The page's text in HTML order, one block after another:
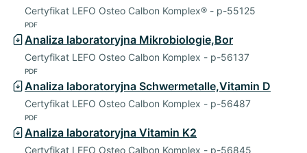
Certyfikat LEFO Osteo Calbon Komplex® - p-55125
PDF
Analiza laboratoryjna Mikrobiologie,Bor
Certyfikat LEFO Osteo Calbon Komplex - p-56137
PDF
Analiza laboratoryjna Schwermetalle,Vitamin D
Certyfikat LEFO Osteo Calbon Komplex - p-56487
PDF
Analiza laboratoryjna Vitamin K2
Certyfikat LEFO Osteo Calbon Komplex - p-56845